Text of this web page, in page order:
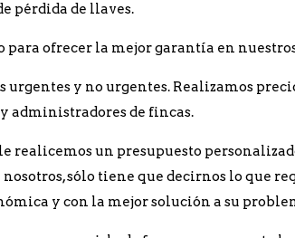
pérdida de llaves.
para ofrecer la mejor garantía en
y no urgentes. Realizamos
administradores de fincas.
realicemos un presupuesto
sólo tiene que decirnos lo que
y con la mejor solución a su